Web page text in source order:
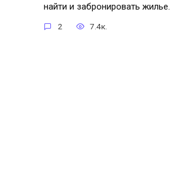
найти и забронировать жилье.
2 7.4к.